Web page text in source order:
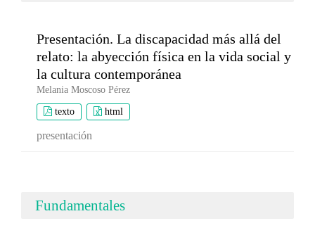
Presentación. La discapacidad más allá del
relato: la abyección física en la vida social y
la cultura contemporánea
Melania Moscoso Pérez
texto html
presentación
Fundamentales